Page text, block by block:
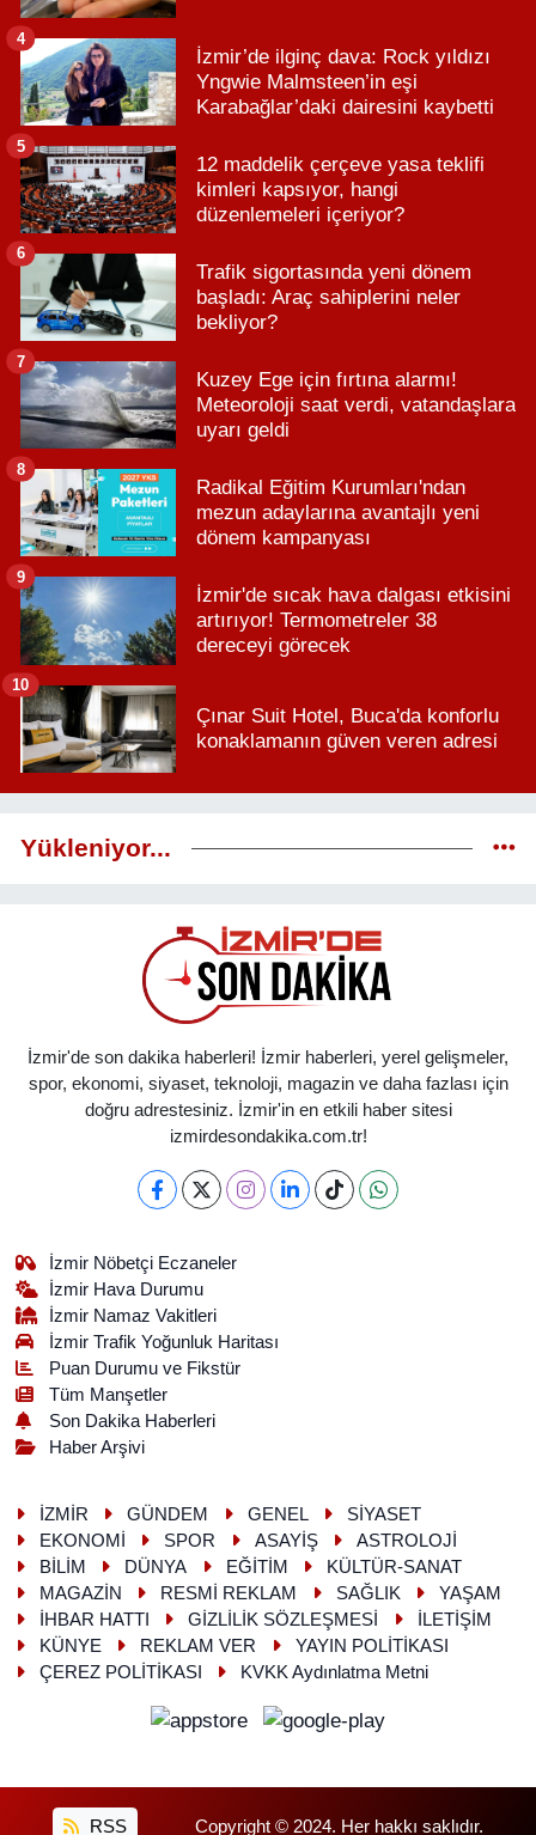
İzmir’de ilginç dava: Rock yıldızı
Yngwie Malmsteen’in eşi
Karabağlar’daki dairesini kaybetti
4
12 maddelik çerçeve yasa teklifi
kimleri kapsıyor, hangi
düzenlemeleri içeriyor?
5
Trafik sigortasında yeni dönem
başladı: Araç sahiplerini neler
bekliyor?
6
Kuzey Ege için fırtına alarmı!
Meteoroloji saat verdi, vatandaşlara
uyarı geldi
7
Radikal Eğitim Kurumları'ndan
mezun adaylarına avantajlı yeni
dönem kampanyası
8
İzmir'de sıcak hava dalgası etkisini
artırıyor! Termometreler 38
dereceyi görecek
9
Çınar Suit Hotel, Buca'da konforlu
konaklamanın güven veren adresi
10
Yükleniyor...
İzmir'de son dakika haberleri! İzmir haberleri, yerel gelişmeler,
spor, ekonomi, siyaset, teknoloji, magazin ve daha fazlası için
doğru adrestesiniz. İzmir'in en etkili haber sitesi
izmirdesondakika.com.tr!
İzmir Nöbetçi Eczaneler
İzmir Hava Durumu
İzmir Namaz Vakitleri
İzmir Trafik Yoğunluk Haritası
Puan Durumu ve Fikstür
Tüm Manşetler
Son Dakika Haberleri
Haber Arşivi
İZMİR GÜNDEM GENEL
SİYASET
EKONOMİ
SPOR ASAYİŞ
ASTROLOJİ
BİLİM
DÜNYA EĞİTİM
KÜLTÜR-SANAT
MAGAZİN
RESMİ REKLAM SAĞLIK
YAŞAM
İHBAR HATTI
GİZLİLİK SÖZLEŞMESİ
İLETİŞİM
KÜNYE
REKLAM VER
YAYIN POLİTİKASI
ÇEREZ POLİTİKASI
KVKK Aydınlatma Metni
RSS Copyright © 2024. Her hakkı saklıdır.